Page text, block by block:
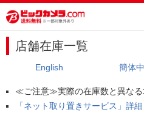
店舗在庫一覧
English 簡体
≪ご注意≫実際の在庫数と異なる
「ネット取り置きサービス」詳細